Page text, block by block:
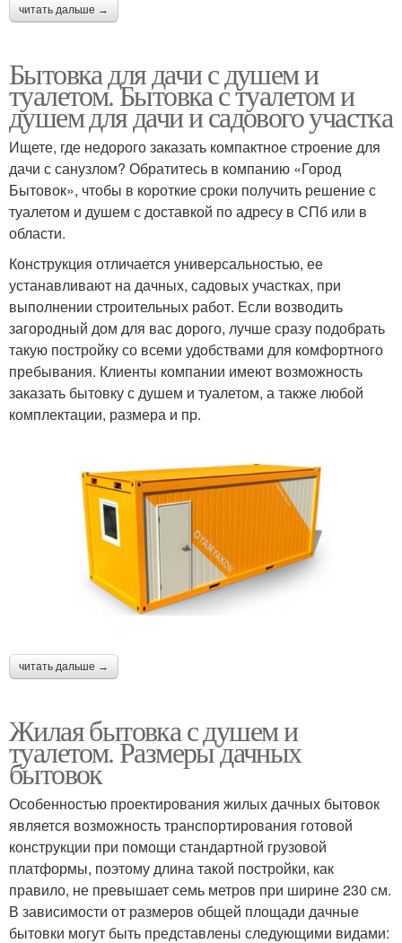
читать дальше →
Бытовка для дачи с душем и
туалетом. Бытовка с туалетом и
душем для дачи и садового участка
Ищете, где недорого заказать компактное строение для
дачи с санузлом? Обратитесь в компанию «Город
Бытовок», чтобы в короткие сроки получить решение с
туалетом и душем с доставкой по адресу в СПб или в
области.
Конструкция отличается универсальностью, ее
устанавливают на дачных, садовых участках, при
выполнении строительных работ. Если возводить
загородный дом для вас дорого, лучше сразу подобрать
такую постройку со всеми удобствами для комфортного
пребывания. Клиенты компании имеют возможность
заказать бытовку с душем и туалетом, а также любой
комплектации, размера и пр.
читать дальше →
Жилая бытовка с душем и
туалетом. Размеры дачных
бытовок
Особенностью проектирования жилых дачных бытовок
является возможность транспортирования готовой
конструкции при помощи стандартной грузовой
платформы, поэтому длина такой постройки, как
правило, не превышает семь метров при ширине 230 см.
В зависимости от размеров общей площади дачные
бытовки могут быть представлены следующими видами: